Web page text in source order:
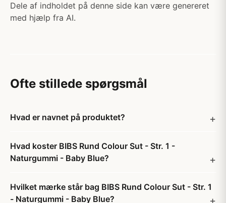
Dele af indholdet på denne side kan være genereret
med hjælp fra AI.
Ofte stillede spørgsmål
Hvad er navnet på produktet?
Hvad koster BIBS Rund Colour Sut - Str. 1 -
Naturgummi - Baby Blue?
Hvilket mærke står bag BIBS Rund Colour Sut - Str. 1
- Naturgummi - Baby Blue?